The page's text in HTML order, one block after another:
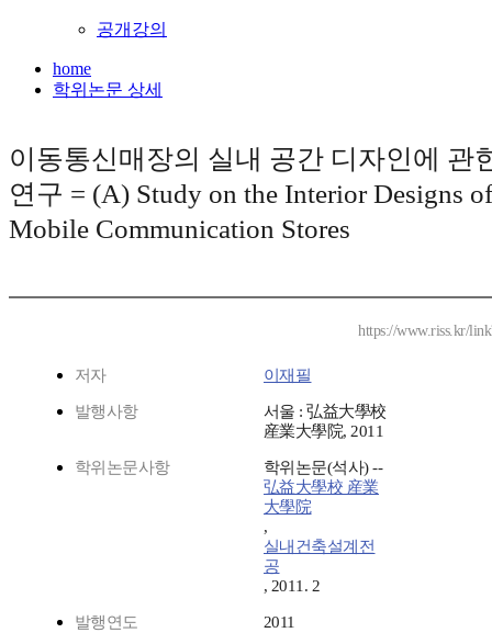
공개강의
home
학위논문 상세
이동통신매장의 실내 공간 디자인에 관
연구 = (A) Study on the Interior Designs of
Mobile Communication Stores
https://www.riss.kr/
저자 이재필
발행사항
서울 : 弘益大學校
産業大學院, 2011
학위논문사항
학위논문(석사) --
弘益大學校 産業
大學院
,
실내건축설계전
공
, 2011. 2
발행연도 2011